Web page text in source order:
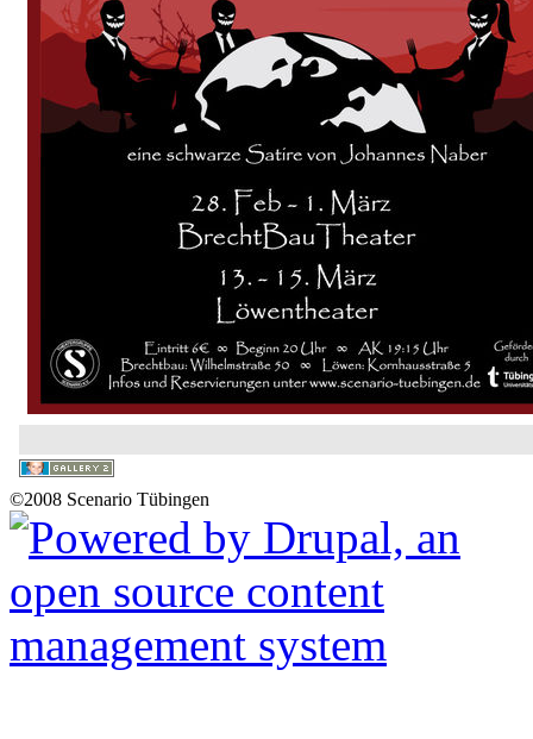
©2008 Scenario Tübingen